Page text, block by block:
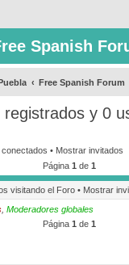
Spanish
Free Spanish Forum
registrados y 0
• Mostrar invitados
Página 1 de 1
visitando el Foro • Mostrar
Moderadores globales
Página 1 de 1